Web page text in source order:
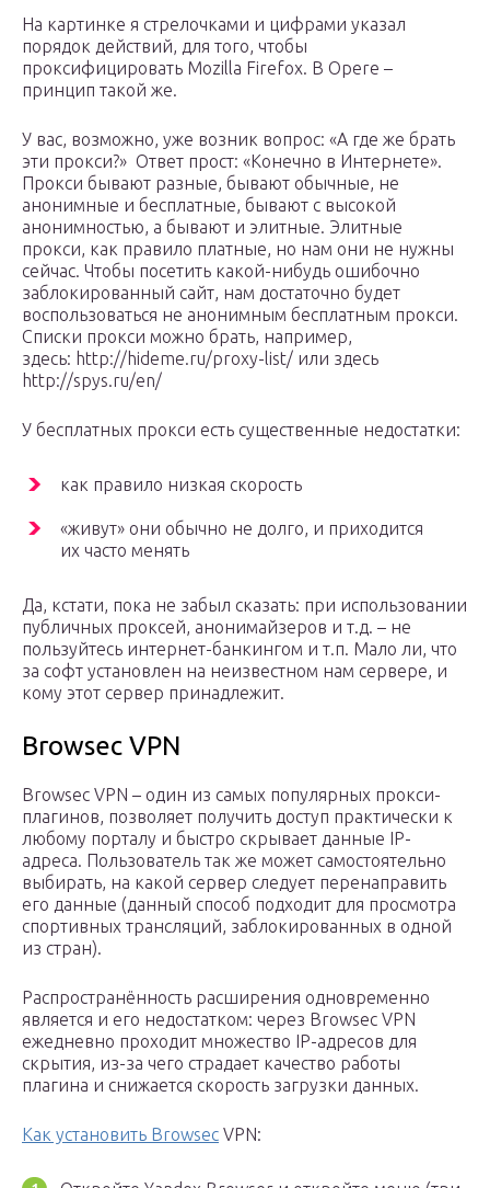
На картинке я стрелочками и цифрами указал
порядок действий, для того, чтобы
проксифицировать Mozilla Firefox. В Opere –
принцип такой же.
У вас, возможно, уже возник вопрос: «А где же брать
эти прокси?» Ответ прост: «Конечно в Интернете».
Прокси бывают разные, бывают обычные, не
анонимные и бесплатные, бывают с высокой
анонимностью, а бывают и элитные. Элитные
прокси, как правило платные, но нам они не нужны
сейчас. Чтобы посетить какой-нибудь ошибочно
заблокированный сайт, нам достаточно будет
воспользоваться не анонимным бесплатным прокси.
Списки прокси можно брать, например,
здесь: http://hideme.ru/proxy-list/ или здесь
http://spys.ru/en/
У бесплатных прокси есть существенные недостатки:
как правило низкая скорость
«живут» они обычно не долго, и приходится
их часто менять
Да, кстати, пока не забыл сказать: при использовании
публичных проксей, анонимайзеров и т.д. – не
пользуйтесь интернет-банкингом и т.п. Мало ли, что
за софт установлен на неизвестном нам сервере, и
кому этот сервер принадлежит.
Browsec VPN
Browsec VPN – один из самых популярных прокси-
плагинов, позволяет получить доступ практически к
любому порталу и быстро скрывает данные IP-
адреса. Пользователь так же может самостоятельно
выбирать, на какой сервер следует перенаправить
его данные (данный способ подходит для просмотра
спортивных трансляций, заблокированных в одной
из стран).
Распространённость расширения одновременно
является и его недостатком: через Browsec VPN
ежедневно проходит множество IP-адресов для
скрытия, из-за чего страдает качество работы
плагина и снижается скорость загрузки данных.
Как установить Browsec VPN: